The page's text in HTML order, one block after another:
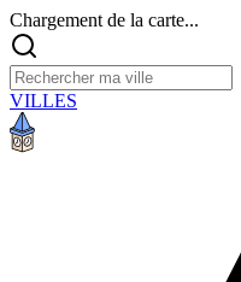
Chargement de la carte...
VILLES